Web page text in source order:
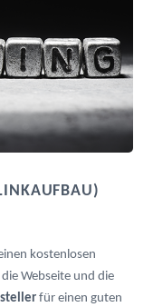
kostenlosen
Webseite und die
für einen guten